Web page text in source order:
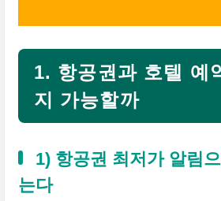
1. 항공권과 호텔 예
지 가능할까
1) 항공권 최저가 알림
는다